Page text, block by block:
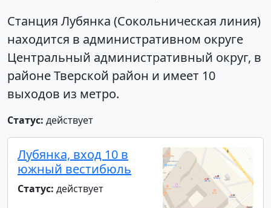
Станция Лубянка (Сокольническая линия)
находится в административном округе
Центральный административный округ, в
районе Тверской район и имеет 10
выходов из метро.
Статус: действует
Лубянка, вход 10 в
южный вестибюль
Статус: действует